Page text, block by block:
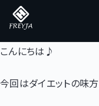
テ
ツ
こんにちは♪
今回はダイエットの味方